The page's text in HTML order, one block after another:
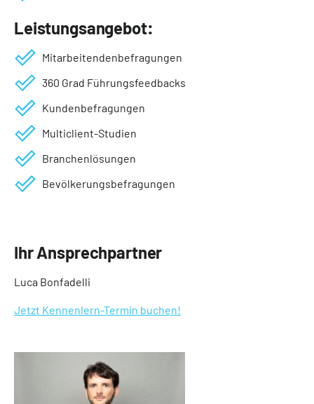
Leistungsangebot:
Mitarbeitendenbefragungen
360 Grad Führungsfeedbacks
Kundenbefragungen
Multiclient-Studien
Branchenlösungen
Bevölkerungsbefragungen
Ihr Ansprechpartner
Luca Bonfadelli
Jetzt Kennenlern-Termin buchen!